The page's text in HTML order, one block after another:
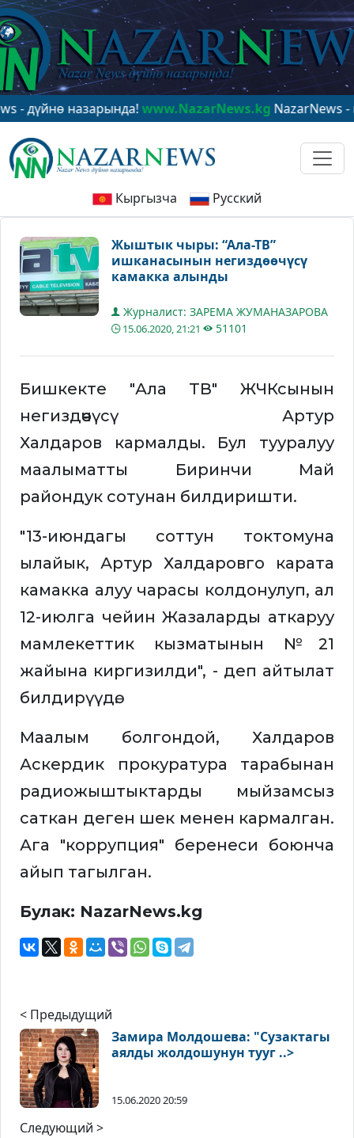
назарында!www.NazarNews.kgNazarNews - в
Кыргызча Русский
Жыштык чыры: “Ала-ТВ”
ишканасынын негиздөөчүсү
камакка алынды
Журналист: ЗАРЕМА ЖУМАНАЗАРОВА
15.06.2020, 21:21 51101
Бишкекте "Ала ТВ" ЖЧКсынын
негиздөөчүсү Артур
Халдаров кармалды. Бул тууралуу
маалыматты Биринчи Май
райондук сотунан билдиришти.
"13-июндагы соттун токтомуна
ылайык, Артур Халдаровго карата
камакка алуу чарасы колдонулуп, ал
12-июлга чейин Жазаларды аткаруу
мамлекеттик кызматынын №21
жайына киргизилди", - деп айтылат
билдирүүдө.
Маалым болгондой, Халдаров
Аскердик прокуратура тарабынан
радиожыштыктарды мыйзамсыз
саткан деген шек менен кармалган.
Ага "коррупция" беренеси боюнча
айып тагылган.
Булак: NazarNews.kg
< Предыдущий
Замира Молдошева: "Сузактагы
аялды жолдошунун тууг ..>
15.06.2020 20:59
Следующий >